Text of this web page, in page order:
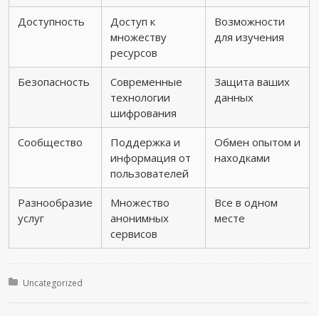
Доступность
Доступ к
множеству
ресурсов
Возможности
для изучения
Безопасность
Современные
технологии
шифрования
Защита ваших
данных
Сообщество
Поддержка и
информация от
пользователей
Обмен опытом и
находками
Разнообразие
услуг
Множество
анонимных
сервисов
Все в одном
месте
Posted in:
Uncategorized